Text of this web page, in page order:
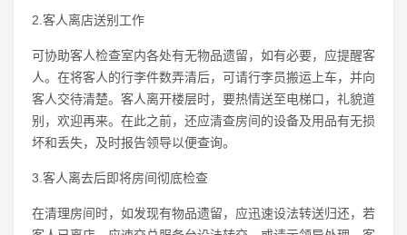
2.客人离店送别工作
可协助客人检查室内各处有无物品遗留，如有必要，应提醒客
人。在将客人的行李件数弄清后，可请行李员搬运上车，并向
客人交待清楚。客人离开楼层时，要热情送至电梯口，礼貌道
别，欢迎再来。在此之前，还应清查房间的设备及用品有无损
坏和丢失，及时报告领导以便查询。
3.客人离去后即将房间彻底检查
在清理房间时，如发现有物品遗留，应迅速设法转送归还，若